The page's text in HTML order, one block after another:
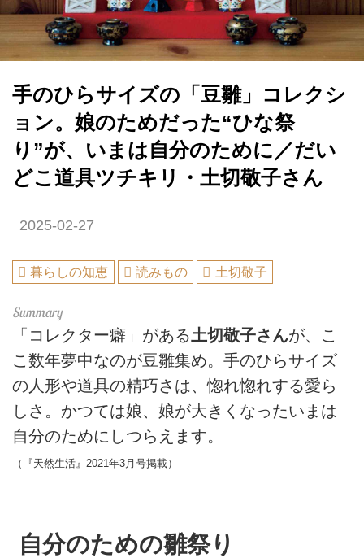
手のひらサイズの「豆雛」コレクシ
ョン。娘のためだった“ひな祭
り”が、いまは自分のために／だい
どこ道具ツチキリ・土切敬子さん
2025-02-27
暮らしの知恵 読みもの 土切敬子
「コレクター癖」がある土切敬子さんが、こ
こ数年夢中なのが豆雛集め。手のひらサイズ
の人形や道具の精巧さは、惚れ惚れする愛ら
しさ。かつては娘、娘が大きくなったいまは
自分のためにしつらえます。
（『天然生活』2021年3月号掲載）
自分のための雛祭り